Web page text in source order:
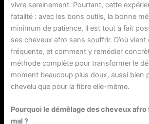
vivre sereinement. Pourtant, cette
fatalité : avec les bons outils, la bonne
minimum de patience, il est tout à fait
ses cheveux afro sans souffrir. D’où
fréquente, et comment y remédier
méthode complète pour transformer le
moment beaucoup plus doux, aussi bien
chevelu que pour la fibre elle-même.
Pourquoi le démêlage des cheveux
mal ?